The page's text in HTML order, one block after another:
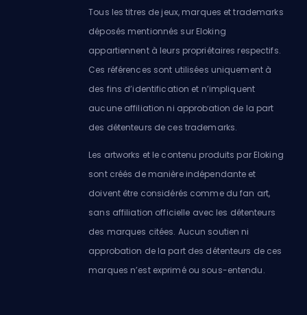
Tous les titres de jeux, marques et trademarks
déposés mentionnés sur Eloking
appartiennent à leurs propriétaires respectifs.
Ces références sont utilisées uniquement à
des fins d’identification et n’impliquent
aucune affiliation ni approbation de la part
des détenteurs de ces trademarks.
Les artworks et le contenu produits par Eloking
sont créés de manière indépendante et
doivent être considérés comme du fan art,
sans affiliation officielle avec les détenteurs
des marques citées. Aucun soutien ni
approbation de la part des détenteurs de ces
marques n’est exprimé ou sous-entendu.